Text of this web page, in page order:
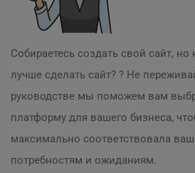
Собираетесь создать свой сайт, но
лучше сделать сайт? ? Не
руководстве мы поможем вам
платформу для вашего бизнеса,
максимально соответствовала
потребностям и ожиданиям.